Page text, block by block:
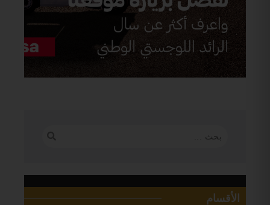
الأقسام